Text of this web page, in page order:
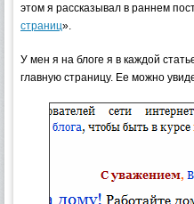
этом я рассказывал в раннем
страниц».
У мен я на блоге я в каждой
главную страницу. Ее можно